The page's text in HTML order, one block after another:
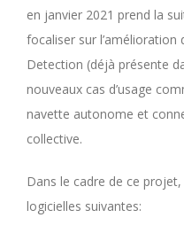
en janvier 2021 prend la
focaliser sur
Detection (déjà présente
nouveaux cas d’usage
navette autonome et
collective.
Dans le cadre de ce
logicielles suivantes: